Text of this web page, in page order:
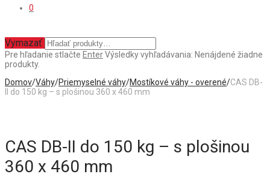
0
Vymazať
Pre hľadanie stlačte EnterVýsledky vyhľadávania: Nenájdené žiadne
produkty.
Domov/Váhy/Priemyselné váhy/Mostíkové váhy - overené/CAS DB-
II do 150 kg – s plošinou 360 x 460 mm
CAS DB-II do 150 kg – s plošinou
360 x 460 mm